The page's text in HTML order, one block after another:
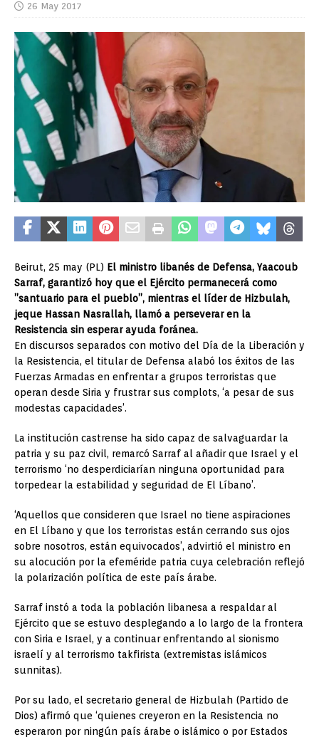
26 May 2017
Beirut, 25 may (PL) El ministro libanés de Defensa, Yaacoub
Sarraf, garantizó hoy que el Ejército permanecerá como
”santuario para el pueblo”, mientras el líder de Hizbulah,
jeque Hassan Nasrallah, llamó a perseverar en la
Resistencia sin esperar ayuda foránea.
En discursos separados con motivo del Día de la Liberación y
la Resistencia, el titular de Defensa alabó los éxitos de las
Fuerzas Armadas en enfrentar a grupos terroristas que
operan desde Siria y frustrar sus complots, ‘a pesar de sus
modestas capacidades’.
La institución castrense ha sido capaz de salvaguardar la
patria y su paz civil, remarcó Sarraf al añadir que Israel y el
terrorismo ‘no desperdiciarían ninguna oportunidad para
torpedear la estabilidad y seguridad de El Líbano’.
‘Aquellos que consideren que Israel no tiene aspiraciones
en El Líbano y que los terroristas están cerrando sus ojos
sobre nosotros, están equivocados’, advirtió el ministro en
su alocución por la efeméride patria cuya celebración reflejó
la polarización política de este país árabe.
Sarraf instó a toda la población libanesa a respaldar al
Ejército que se estuvo desplegando a lo largo de la frontera
con Siria e Israel, y a continuar enfrentando al sionismo
israelí y al terrorismo takfirista (extremistas islámicos
sunnitas).
Por su lado, el secretario general de Hizbulah (Partido de
Dios) afirmó que ‘quienes creyeron en la Resistencia no
esperaron por ningún país árabe o islámico o por Estados